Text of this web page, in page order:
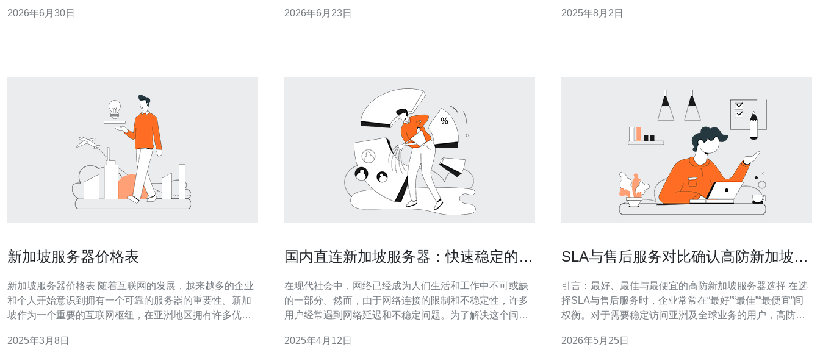
等角度，帮助你判断新加坡高防服务器价格与性能性价比
2026年6月30日
丢包率低于0.5%（在良好链路下）。 • 延迟表现：从新加
2026年6月23日
服务器有什么优势？ 新加坡高防服务器具有多项优势。首
2025年8月2日
新加坡服务器价格表
新加坡服务器价格表 随着互联网的发展，越来越多的企业
和个人开始意识到拥有一个可靠的服务器的重要性。新加
坡作为一个重要的互联网枢纽，在亚洲地区拥有许多优质
格信息。 新加坡服务器的价格根据不同的配置和服务提供
2025年3月8日
国内直连新加坡服务器：快速稳定的网
在现代社会中，网络已经成为人们生活和工作中不可或缺
的一部分。然而，由于网络连接的限制和不稳定性，许多
用户经常遇到网络延迟和不稳定问题。为了解决这个问
内直连新加坡服务器是指在中国境内建立的与新加坡服务
2025年4月12日
SLA与售后服务对比确认高防新加坡服
引言：最好、最佳与最便宜的高防新加坡服务器选择 在选
择SLA与售后服务时，企业常常在“最好”“最佳”“最便宜”间
权衡。对于需要稳定访问亚洲及全球业务的用户，高防新
要保证长期的可用性。最好通常指综合保障最强（高带
2026年5月25日